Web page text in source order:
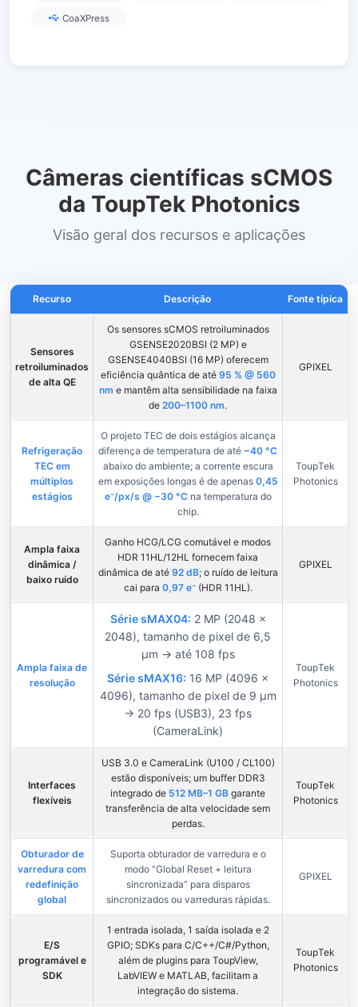
CoaXPress
Câmeras científicas sCMOS
da ToupTek Photonics
Visão geral dos recursos e aplicações
Recurso Descrição Fonte típica
Sensores
retroiluminados
de alta QE
Os sensores sCMOS retroiluminados
GSENSE2020BSI (2 MP) e
GSENSE4040BSI (16 MP) oferecem
eficiência quântica de até 95 % @ 560
nm e mantêm alta sensibilidade na faixa
de 200–1100 nm.
GPIXEL
Refrigeração
TEC em
múltiplos
estágios
O projeto TEC de dois estágios alcança
diferença de temperatura de até −40 °C
abaixo do ambiente; a corrente escura
em exposições longas é de apenas 0,45
e⁻/px/s @ −30 °Cna temperatura do
chip.
ToupTek
Photonics
Ampla faixa
dinâmica /
baixo ruído
Ganho HCG/LCG comutável e modos
HDR 11HL/12HL fornecem faixa
dinâmica de até 92 dB; o ruído de leitura
cai para 0,97 e⁻(HDR 11HL).
GPIXEL
Ampla faixa de
resolução
Série sMAX04: 2 MP (2048 ×
2048), tamanho de pixel de 6,5
µm → até 108 fps
Série sMAX16: 16 MP (4096 ×
4096), tamanho de pixel de 9 µm
→ 20 fps (USB3), 23 fps
(CameraLink)
ToupTek
Photonics
Interfaces
flexíveis
USB 3.0 e CameraLink (U100 / CL100)
estão disponíveis; um buffer DDR3
integrado de 512 MB–1 GB garante
transferência de alta velocidade sem
perdas.
ToupTek
Photonics
Obturador de
varredura com
redefinição
global
Suporta obturador de varredura e o
modo “Global Reset + leitura
sincronizada” para disparos
sincronizados ou varreduras rápidas.
GPIXEL
E/S
programável e
SDK
1 entrada isolada, 1 saída isolada e 2
GPIO; SDKs para C/C++/C#/Python,
além de plugins para ToupView,
LabVIEW e MATLAB, facilitam a
integração do sistema.
ToupTek
Photonics